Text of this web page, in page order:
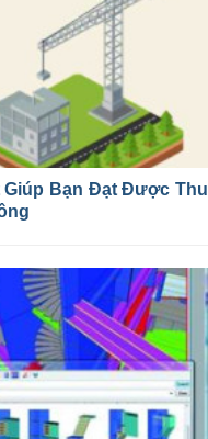
Giúp Bạn Đạt Được Thu